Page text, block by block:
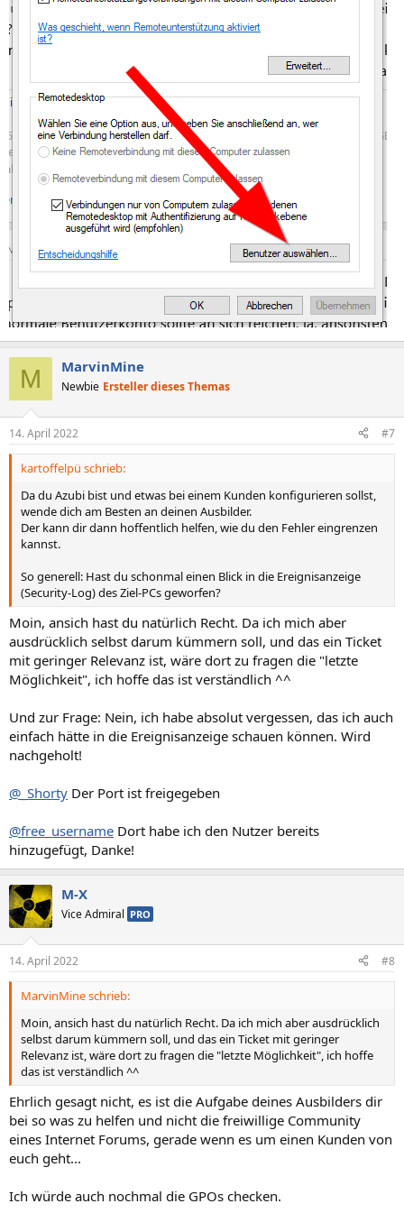
M MarvinMine
Newbie Ersteller dieses Themas
14. April 2022 #7
kartoffelpü schrieb:
Da du Azubi bist und etwas bei einem Kunden konfigurieren sollst,
wende dich am Besten an deinen Ausbilder.
Der kann dir dann hoffentlich helfen, wie du den Fehler eingrenzen
kannst.
So generell: Hast du schonmal einen Blick in die Ereignisanzeige
(Security-Log) des Ziel-PCs geworfen?
Moin, ansich hast du natürlich Recht. Da ich mich aber
ausdrücklich selbst darum kümmern soll, und das ein Ticket
mit geringer Relevanz ist, wäre dort zu fragen die "letzte
Möglichkeit", ich hoffe das ist verständlich ^^
Und zur Frage: Nein, ich habe absolut vergessen, das ich auch
einfach hätte in die Ereignisanzeige schauen können. Wird
nachgeholt!
@_Shorty Der Port ist freigegeben
@free_username Dort habe ich den Nutzer bereits
hinzugefügt, Danke!
M-X
Vice Admiral PRO
14. April 2022 #8
MarvinMine schrieb:
Moin, ansich hast du natürlich Recht. Da ich mich aber ausdrücklich
selbst darum kümmern soll, und das ein Ticket mit geringer
Relevanz ist, wäre dort zu fragen die "letzte Möglichkeit", ich hoffe
das ist verständlich ^^
Ehrlich gesagt nicht, es ist die Aufgabe deines Ausbilders dir
bei so was zu helfen und nicht die freiwillige Community
eines Internet Forums, gerade wenn es um einen Kunden von
euch geht...
Ich würde auch nochmal die GPOs checken.